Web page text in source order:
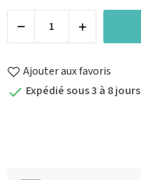
Ajouter aux favoris
 Expédié sous 3 à 8 jours